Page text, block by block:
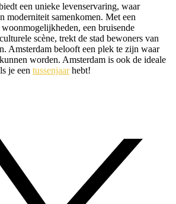
een unieke levenservaring, waar
moderniteit samenkomen. Met een
woonmogelijkheden, een bruisende
scène, trekt de stad bewoners van
Amsterdam belooft een plek te zijn waar
worden. Amsterdam is ook de ideale
je een tussenjaarhebt!